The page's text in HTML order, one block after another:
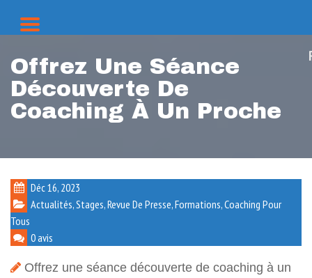
Offrez Une Séance
Découverte De
Coaching À Un Proche
Déc 16, 2023
Actualités, Stages, Revue De Presse, Formations,Coaching Pour
Tous
0 avis
Offrez une séance découverte de coaching à un